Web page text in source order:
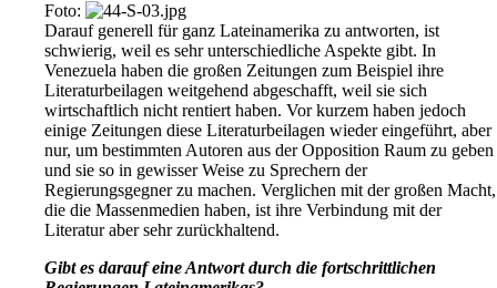
Foto:
Darauf generell für ganz Lateinamerika zu antworten, ist
schwierig, weil es sehr unterschiedliche Aspekte gibt. In
Venezuela haben die großen Zeitungen zum Beispiel ihre
Literaturbeilagen weitgehend abgeschafft, weil sie sich
wirtschaftlich nicht rentiert haben. Vor kurzem haben jedoch
einige Zeitungen diese Literaturbeilagen wieder eingeführt, aber
nur, um bestimmten Autoren aus der Opposition Raum zu geben
und sie so in gewisser Weise zu Sprechern der
Regierungsgegner zu machen. Verglichen mit der großen Macht,
die die Massenmedien haben, ist ihre Verbindung mit der
Literatur aber sehr zurückhaltend.
Gibt es darauf eine Antwort durch die fortschrittlichen